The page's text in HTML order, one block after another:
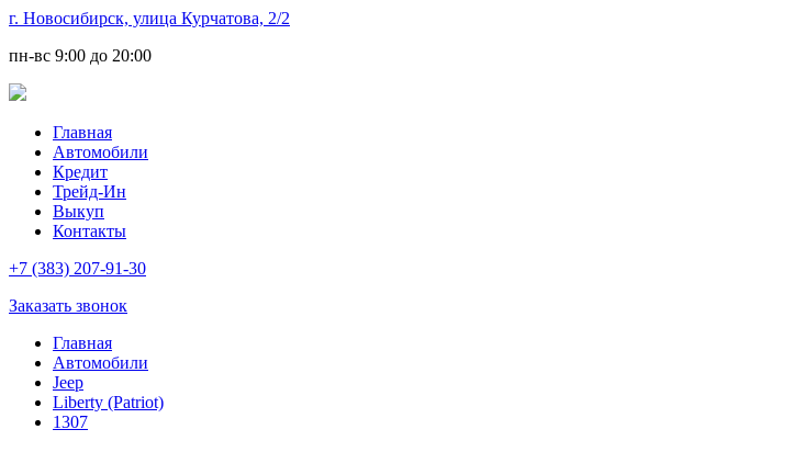
г. Новосибирск, улица Курчатова, 2/2
пн-вс 9:00 до 20:00
Главная
Автомобили
Кредит
Трейд-Ин
Выкуп
Контакты
+7 (383) 207-91-30
Заказать звонок
Главная
Автомобили
Jeep
Liberty (Patriot)
1307